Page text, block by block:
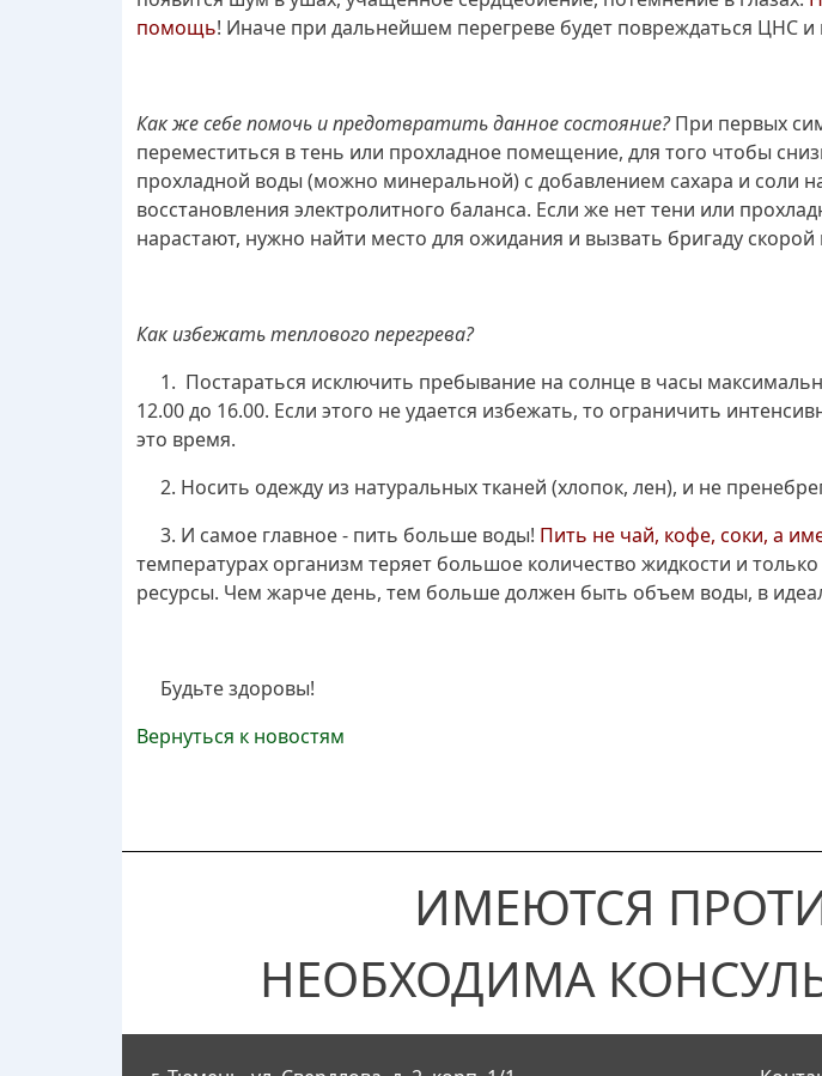
помощь! Иначе при дальнейшем перегреве будет повреждаться ЦНС и
Как же себе помочь и предотвратить данное состояние?При первых
переместиться в тень или прохладное помещение, для того чтобы
прохладной воды (можно минеральной) с добавлением сахара и соли
восстановления электролитного баланса. Если же нет тени или
нарастают, нужно найти место для ожидания и вызвать бригаду
Как избежать теплового перегрева?
1. Постараться исключить пребывание на солнце в часы
12.00 до 16.00. Если этого не удается избежать, то ограничить
это время.
2. Носить одежду из натуральных тканей (хлопок, лен), и не
3. И самое главное - пить больше воды! Пить не чай, кофе, соки, а
температурах организм теряет большое количество жидкости и
ресурсы. Чем жарче день, тем больше должен быть объем воды, в
Будьте здоровы!
Вернуться к новостям
ИМЕЮТСЯ
НЕОБХОДИМА